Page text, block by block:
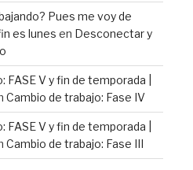
Pues me voy de
es lunes en Desconectar y
FASE V y fin de temporada |
Cambio de trabajo: Fase IV
FASE V y fin de temporada |
Cambio de trabajo: Fase III